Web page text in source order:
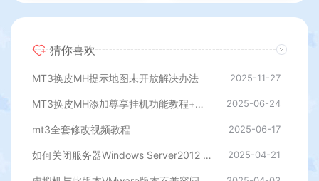
猜你喜欢
MT3换皮MH提示地图未开放解决办法 2025-11-27
MT3换皮MH添加尊享挂机功能教程+添加挂机地图刷怪教程+视频教程 2025-06-24
mt3全套修改视频教程 2025-06-17
如何关闭服务器Windows Server2012 自带的杀毒程序 2025-04-21